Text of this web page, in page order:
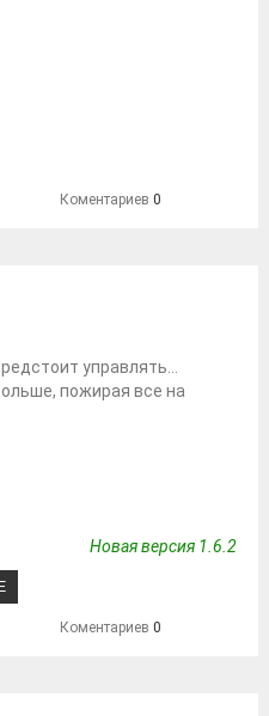
Коментариев 0
управлять…
пожирая все на
Новая версия 1.6.2
Коментариев 0